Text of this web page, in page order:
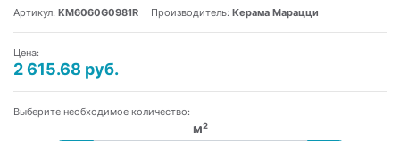
Артикул: KM6060G0981R Производитель: Керама Марацци
Цена:
2 615.68 руб.
Выберите необходимое количество:
м²